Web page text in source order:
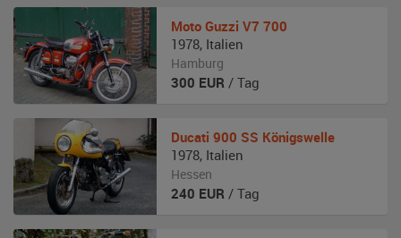
Moto Guzzi V7 700
1978, Italien
Hamburg
300 EUR / Tag
Ducati 900 SS Königswelle
1978, Italien
Hessen
240 EUR / Tag